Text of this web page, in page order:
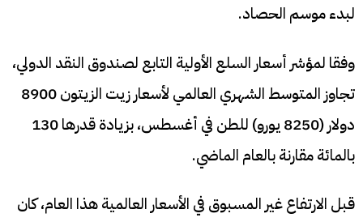
لبدء موسم الحصاد.
وفقا لمؤشر أسعار السلع الأولية التابع لصندوق النقد الدولي،
تجاوز المتوسط الشهري العالمي لأسعار زيت الزيتون 8900
دولار (8250 يورو) للطن في أغسطس، بزيادة قدرها 130
بالمائة مقارنة بالعام الماضي.
قبل الارتفاع غير المسبوق في الأسعار العالمية هذا العام، كان